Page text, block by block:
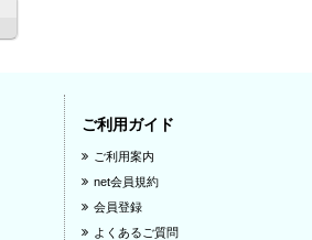
ご利用ガイド
ご利用案内
net会員規約
会員登録
よくあるご質問